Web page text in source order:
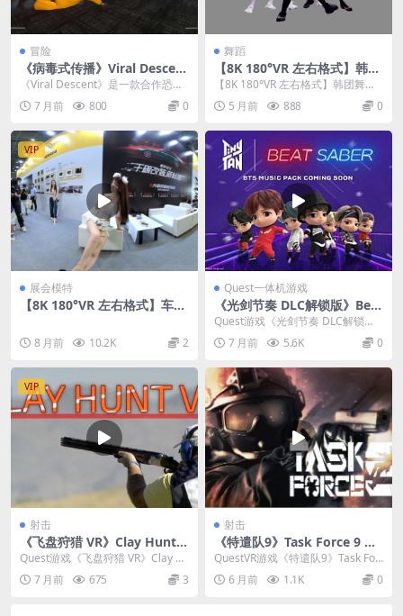
冒险
《病毒式传播》Viral Descent
v0.6.3.85
《Viral Descent》是一款合作恐怖
游戏，你需要录制爆笑又令人毛骨
悚然的...
7 月前 800 0
舞蹈
【8K 180°VR 左右格式】韩团
舞蹈2026030403
【8K 180°VR 左右格式】韩团舞蹈2
026030403
5 月前 888 0
VIP
展会模特
【8K 180°VR 左右格式】车展
show models
8 月前 10.2K 2
Quest一体机游戏
《光剑节奏 DLC解锁版》Beat
Saber
Quest游戏《光剑节奏 DLC解锁
版》Beat Saber 是一款将音乐节奏
与...7 月前 5.6K 0
VIP
射击
《飞盘狩猎 VR》Clay Hunt V
R v2.0.1.552
Quest游戏《飞盘狩猎 VR》Clay H
unt VR它是一款专注于霰弹枪射击...
7 月前 675 3
射击
《特遣队9》Task Force 9 免
费下载
QuestVR游戏《特遣队9》Task For
ce 9 是一款专注于战术配合与潜...
6 月前 1.1K 0